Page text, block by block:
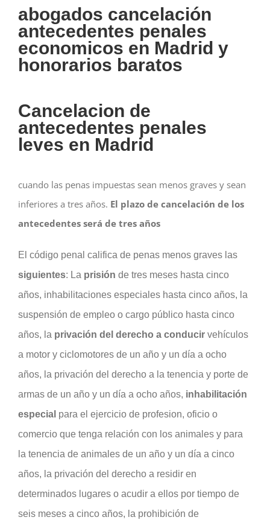
abogados cancelación
antecedentes penales
economicos en Madrid y
honorarios baratos
Cancelacion de
antecedentes penales
leves en Madrid
cuando las penas impuestas sean menos graves y sean
inferiores a tres años. El plazo de cancelación de los
antecedentes será de tres años
El código penal califica de penas menos graves las
siguientes: La prisión de tres meses hasta cinco
años, inhabilitaciones especiales hasta cinco años, la
suspensión de empleo o cargo público hasta cinco
años, la privación del derecho a conducirvehículos
a motor y ciclomotores de un año y un día a ocho
años, la privación del derecho a la tenencia y porte de
armas de un año y un día a ocho años, inhabilitación
especial para el ejercicio de profesion, oficio o
comercio que tenga relación con los animales y para
la tenencia de animales de un año y un día a cinco
años, la privación del derecho a residir en
determinados lugares o acudir a ellos por tiempo de
seis meses a cinco años, la prohibición de